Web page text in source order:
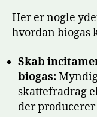
Her er nogle
hvordan biogas
Skab
biogas:
skattefradrag
der